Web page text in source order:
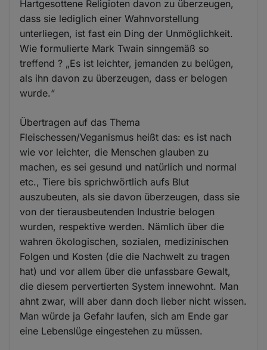
Hartgesottene Religioten davon zu überzeugen,
dass sie lediglich einer Wahnvorstellung
unterliegen, ist fast ein Ding der Unmöglichkeit.
Wie formulierte Mark Twain sinngemäß so
treffend ? „Es ist leichter, jemanden zu belügen,
als ihn davon zu überzeugen, dass er belogen
wurde.“
Übertragen auf das Thema
Fleischessen/Veganismus heißt das: es ist nach
wie vor leichter, die Menschen glauben zu
machen, es sei gesund und natürlich und normal
etc., Tiere bis sprichwörtlich aufs Blut
auszubeuten, als sie davon überzeugen, dass sie
von der tierausbeutenden Industrie belogen
wurden, respektive werden. Nämlich über die
wahren ökologischen, sozialen, medizinischen
Folgen und Kosten (die die Nachwelt zu tragen
hat) und vor allem über die unfassbare Gewalt,
die diesem pervertierten System innewohnt. Man
ahnt zwar, will aber dann doch lieber nicht wissen.
Man würde ja Gefahr laufen, sich am Ende gar
eine Lebenslüge eingestehen zu müssen.